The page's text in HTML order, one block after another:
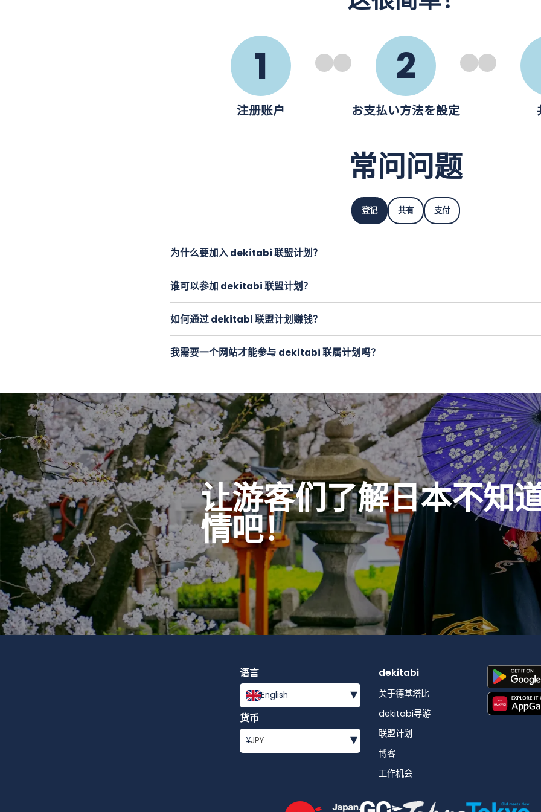
1
注册账户
2
お支払い方法を設定
常问问题
登记 共有 支付
为什么要加入 dekitabi 联盟计划？
dekitabi 是一家总部位于日本的初创公司，专注于日本。除了提供最优惠的价格之外
司提供广泛的多样化的选择或工具
谁可以参加 dekitabi 联盟计划？
任何人都可以加入 dekitabi 联盟计划。我们欢迎热爱日本并希望与游客分享东京、大
地区的人们。
如何通过 dekitabi 联盟计划赚钱？
dekitabi 联属计划允许您通过两种不同的方式赚钱。 dekitabi 会针对通过您的直接流
支付佣金(9%)。或者，您可以推荐导游在 dekitabi 上注册。导游在注册时可以使用
我需要一个网站才能参与 dekitabi 联属计划吗？
我不需要它。您可以生成 1,000 日元折扣优惠券代码，供游客在结帐时使用。该代码让
让游客们了解日本不知
情吧！
语言
English ▾
货币
¥JPY ▾
dekitabi
关于德基塔比
dekitabi导游
联盟计划
博客
工作机会